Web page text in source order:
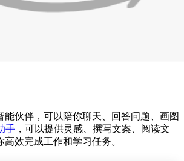
能伙伴，可以陪你聊天、回答问题、画图
手 ，可以提供灵感、撰写文案、阅读文
效完成工作和学习任务。